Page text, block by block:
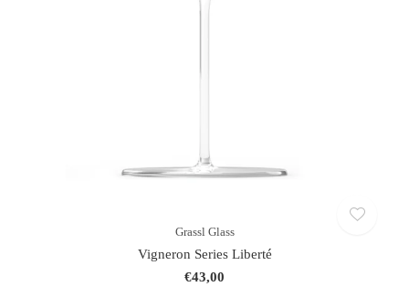
Grassl Glass
Vigneron Series Liberté
€43,00